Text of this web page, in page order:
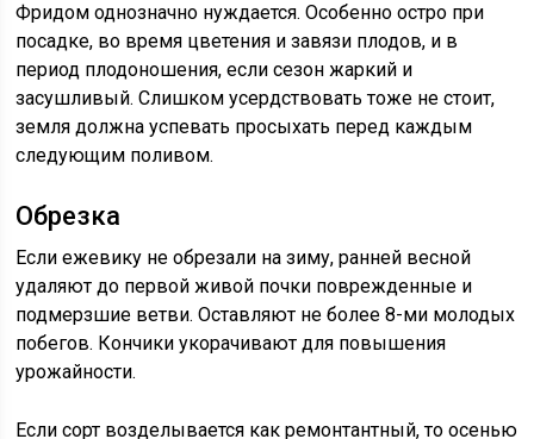
Фридом однозначно нуждается. Особенно остро при
посадке, во время цветения и завязи плодов, и в
период плодоношения, если сезон жаркий и
засушливый. Слишком усердствовать тоже не стоит,
земля должна успевать просыхать перед каждым
следующим поливом.
Обрезка
Если ежевику не обрезали на зиму, ранней весной
удаляют до первой живой почки поврежденные и
подмерзшие ветви. Оставляют не более 8-ми молодых
побегов. Кончики укорачивают для повышения
урожайности.
Если сорт возделывается как ремонтантный, то осенью